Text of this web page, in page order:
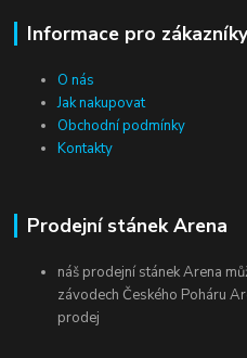
Informace pro zákazníky
O nás
Jak nakupovat
Obchodní podmínky
Kontakty
Prodejní stánek Arena
náš prodejní stánek Arena
závodech Českého Poháru
prodej